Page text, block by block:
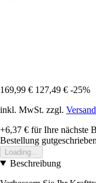
169,99 € 127,49 € -25%
inkl. MwSt. zzgl.
+6,37 € für Ihre nächste
Bestellung gutgeschrieben
Loading...
Beschreibung